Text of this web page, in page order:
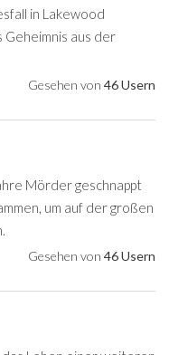
in Lakewood
aus der
Gesehen von 46 Usern
Mörder geschnappt
um auf der großen
Gesehen von 46 Usern